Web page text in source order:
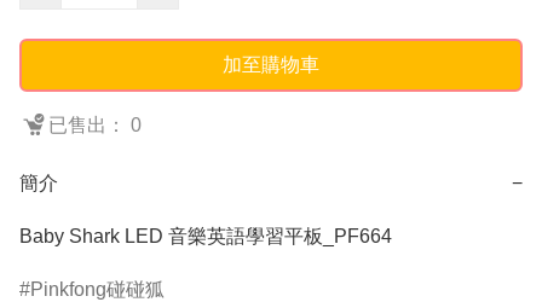
加至購物車
已售出： 0
簡介 −
Baby Shark LED 音樂英語學習平板_PF664
Pinkfong碰碰狐